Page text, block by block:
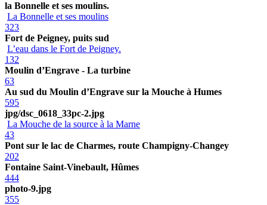
la Bonnelle et ses moulins.
La Bonnelle et ses moulins
323
Fort de Peigney, puits sud
L’eau dans le Fort de Peigney.
132
Moulin d’Engrave - La turbine
63
Au sud du Moulin d’Engrave sur la Mouche à Humes
595
jpg/dsc_0618_33pc-2.jpg
La Mouche de la source à la Marne
43
Pont sur le lac de Charmes, route Champigny-Changey
202
Fontaine Saint-Vinebault, Hûmes
444
photo-9.jpg
355